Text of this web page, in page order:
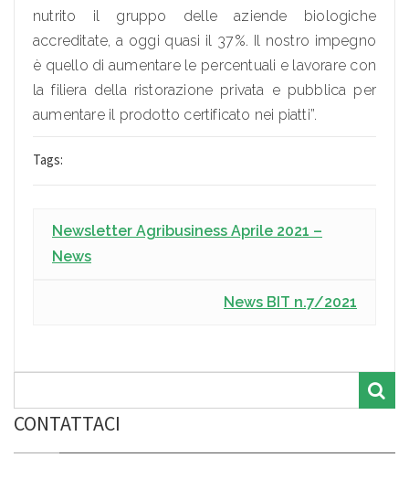
nutrito il gruppo delle aziende biologiche
accreditate, a oggi quasi il 37%. Il nostro impegno
è quello di aumentare le percentuali e lavorare con
la filiera della ristorazione privata e pubblica per
aumentare il prodotto certificato nei piatti”.
Tags:
Newsletter Agribusiness Aprile 2021 –
News
News BIT n.7/2021
CONTATTACI